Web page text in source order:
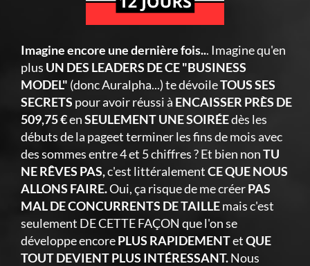
Imagine encore une dernière fois... Imagine qu'en
plus UN DES LEADERS DE CE "BUSINESS
MODEL" (donc Auralpha...) te dévoileTOUS SES
SECRETS pour avoir réussi à ENCAISSER PRÈS DE
509,75 €enSEULEMENT UNE SOIRÉEdès les
débuts de la pageet terminer les fins de mois avec
des sommes entre 4 et 5 chiffres ? Et bien nonTU
NE RÊVES PAS,c'est littéralementCE QUE NOUS
ALLONS FAIRE.Oui, ça risque de me créerPAS
MAL DE CONCURRENTS DE TAILLEmais c'est
seulement DE CETTE FAÇON que l'on se
développe encorePLUS RAPIDEMENTetQUE
TOUT DEVIENT PLUS INTÉRESSANT.Nous